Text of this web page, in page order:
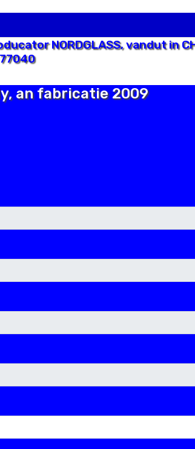
NORDGLASS, vandut in
77040
an fabricatie 2009